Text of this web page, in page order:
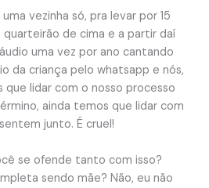
vezinha só, pra levar por 15
de cima e a partir daí
uma vez por ano cantando
da criança pelo whatsapp e nós,
que lidar com o nosso processo
ainda temos que lidar com
junto. É cruel!
se ofende tanto com isso?
sendo mãe? Não, eu não